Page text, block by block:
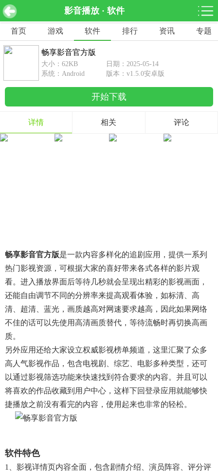
影音播放 · 软件
网游分类 软件分类
休闲益智
462款游戏
赛车竞速
122款游戏
1642款游戏
动作射击
351款游戏
69款游戏
经营养成
策略塔防
冒险解谜
首页 游戏 软件 排行 资讯 专题
畅享影音官方版 v1.5.0安卓版 下载
畅享影音官方版
大小：62KB
日期：2025-05-14
系统：Android
版本：v1.5.0安卓版
开始下载
详情 相关 评论
畅享影音官方版是一款内容多样化的追剧应用，提供一系列
热门影视资源，可根据大家的喜好带来各式各样的影片观
看。进入播放界面后等待几秒就会呈现出精彩的影视画面，
还能自由调节不同的分辨率来提高观看体验，如标清、高
清、超清、蓝光，画质越高对网速要求越高，因此如果网络
不佳的话可以先使用高清画质替代，等待流畅时再切换高画
质。
另外应用还给大家设立权威影视榜单频道，这里汇聚了众多
高人气影视作品，包含电视剧、综艺、电影多种类型，还可
以通过影视筛选功能来快速找到符合要求的内容。并且可以
将喜欢的作品收藏到用户中心，这样下回登录应用就能够快
捷播放之前没有看完的内容，使用起来也非常的轻松。
软件特色
1、影视详情页内容全面，包含剧情介绍、演员阵容、评分评